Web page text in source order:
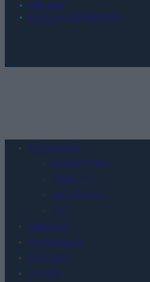
REKLAMA
POLITYKA PRYWATNOŚCI
Urządzenia
SMARTFONY
TABLETY
WEARABLE
TV
Recenzje
Porównania
Co kupić
Porady